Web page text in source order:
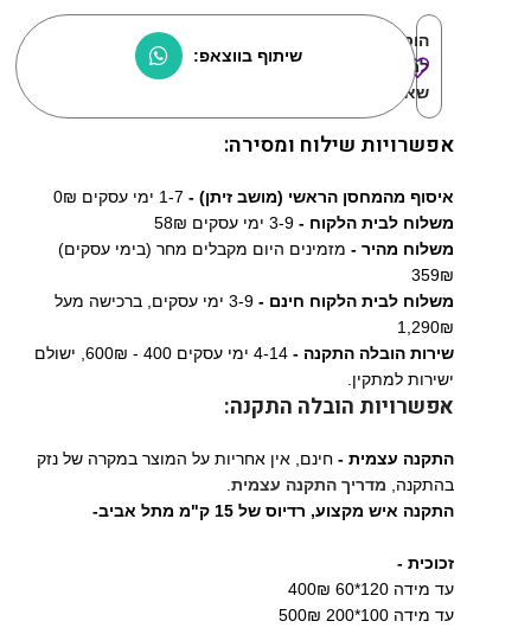
הוסף
למוצרים
שאהבתי:
שיתוף בווצאפ:
אפשרויות שילוח ומסירה:
איסוף מהמחסן הראשי (מושב זיתן) -
משלוח לבית הלקוח - 3-9 ימי עסקים 58₪
משלוח מהיר - מזמינים היום מקבלים מחר (בימי עסקים)
359₪
משלוח לבית הלקוח חינם -
3-9 ימי עסקים, ברכישה מעל
1,290₪
שירות הובלה התקנה -
4-14 ימי עסקים 400 - 600₪, ישולם
ישירות למתקין.
אפשרויות הובלה התקנה:
התקנה עצמית - חינם, אין אחריות על המוצר במקרה של נזק
בהתקנה, מדריך התקנה עצמית
התקנה איש מקצוע, רדיוס של 15 ק"מ מתל אביב-
זכוכית -
עד מידה 120*60 400₪
עד מידה 100*200 500₪